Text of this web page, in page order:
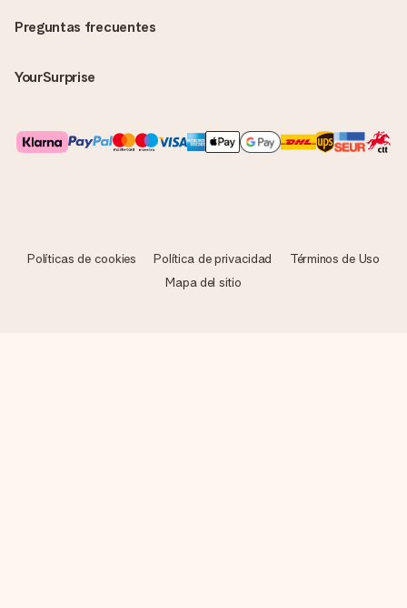
Preguntas frecuentes
YourSurprise
Políticas de cookies Política de privacidad
Términos de Uso
Mapa del sitio